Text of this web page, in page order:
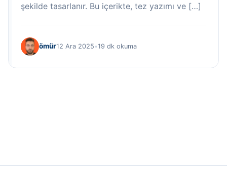
şekilde tasarlanır. Bu içerikte, tez yazımı ve […]
ömür12 Ara 2025 •19 dk okuma